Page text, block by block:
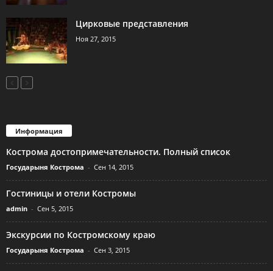
Цирковые представления
Ноя 27, 2015
Информация
Кострома достопримечательности. Полный список
Государыня Кострома - Сен 14, 2015
Гостиницы и отели Костромы
admin - Сен 5, 2015
Экскурсии по Костромскому краю
Государыня Кострома - Сен 3, 2015